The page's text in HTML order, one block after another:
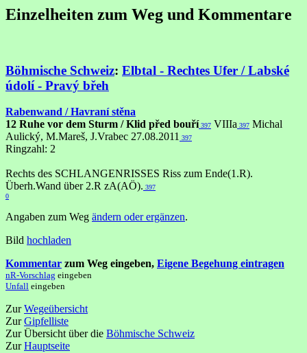
Einzelheiten zum Weg und Kommentare
Böhmische Schweiz: Elbtal - Rechtes Ufer / Labské
údolí - Pravý břeh
Rabenwand / Havraní stěna
12 Ruhe vor dem Sturm / Klid před bouří397 VIIIa 397 Michal
Aulický, M.Mareš, J.Vrabec 27.08.2011 397
Ringzahl: 2
Rechts des SCHLANGENRISSES Riss zum Ende(1.R).
Überh.Wand über 2.R zA(AÖ). 397
0
Angaben zum Weg ändern oder ergänzen.
Bild hochladen
Kommentar zum Weg eingeben, Eigene Begehung eintragen
nR-Vorschlag eingeben
Unfall eingeben
ZurWegeübersicht
ZurGipfelliste
Zur Übersicht über die Böhmische Schweiz
ZurHauptseite